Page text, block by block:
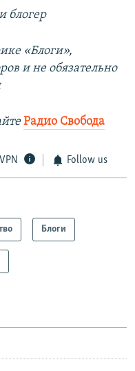
блогер
«Блоги»,
и не обязательно
Радио Свобода
Follow us
Блоги